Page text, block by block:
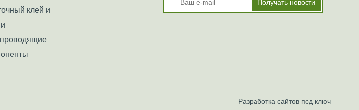
клей и
Разработка сайтов под ключ